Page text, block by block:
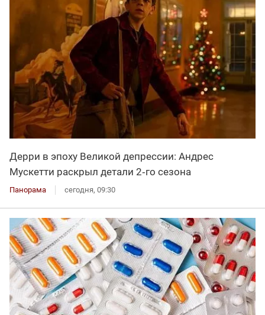
Дерри в эпоху Великой депрессии: Андрес
Мускетти раскрыл детали 2‑го сезона
Панорама сегодня, 09:30